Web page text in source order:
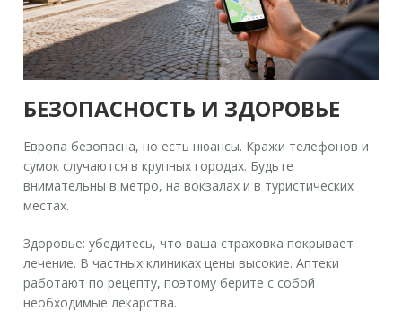
БЕЗОПАСНОСТЬ И ЗДОРОВЬЕ
Европа безопасна, но есть нюансы. Кражи телефонов и
сумок случаются в крупных городах. Будьте
внимательны в метро, на вокзалах и в туристических
местах.
Здоровье: убедитесь, что ваша страховка покрывает
лечение. В частных клиниках цены высокие. Аптеки
работают по рецепту, поэтому берите с собой
необходимые лекарства.